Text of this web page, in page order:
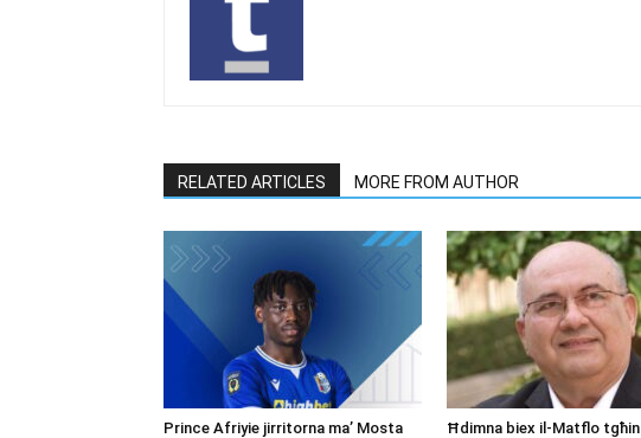
RELATED ARTICLES MORE FROM AUTHOR
Prince Afriyie jirritorna ma’ Mosta
Ħdimna biex il-Matflo tgħin